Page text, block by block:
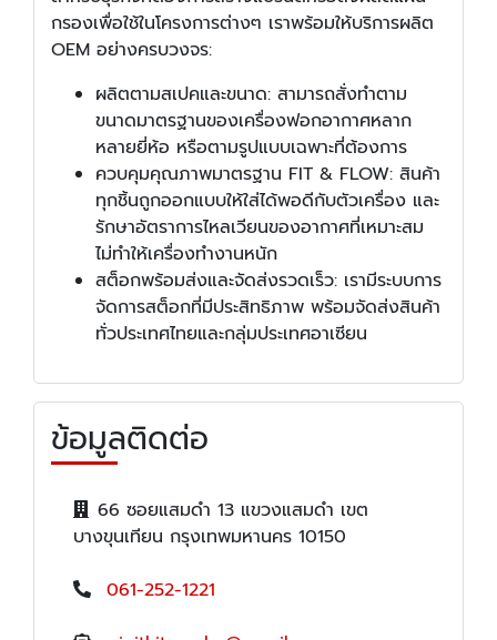
กรองเพื่อใช้ในโครงการต่างๆ เราพร้อมให้บริการผลิต
OEM อย่างครบวงจร:
ผลิตตามสเปคและขนาด: สามารถสั่งทำตาม
ขนาดมาตรฐานของเครื่องฟอกอากาศหลาก
หลายยี่ห้อ หรือตามรูปแบบเฉพาะที่ต้องการ
ควบคุมคุณภาพมาตรฐาน FIT & FLOW: สินค้า
ทุกชิ้นถูกออกแบบให้ใส่ได้พอดีกับตัวเครื่อง และ
รักษาอัตราการไหลเวียนของอากาศที่เหมาะสม
ไม่ทำให้เครื่องทำงานหนัก
สต็อกพร้อมส่งและจัดส่งรวดเร็ว: เรามีระบบการ
จัดการสต็อกที่มีประสิทธิภาพ พร้อมจัดส่งสินค้า
ทั่วประเทศไทยและกลุ่มประเทศอาเซียน
ข้อมูลติดต่อ
66 ซอยแสมดำ 13 แขวงแสมดำ เขต
บางขุนเทียน กรุงเทพมหานคร 10150
061-252-1221